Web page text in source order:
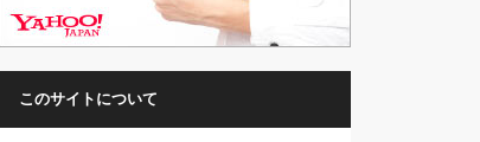
このサイトについて